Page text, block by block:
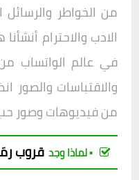
من الخواطر
الادب والاحترام
في عالم الواتساب
والاقتباسات والصور
من فيديوهات وصور
▪︎ لماذا وجد قروب